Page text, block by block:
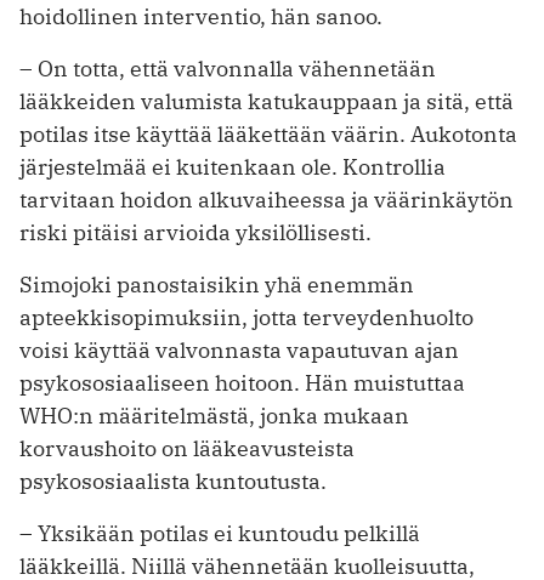
hoidollinen interventio, hän sanoo.
– On totta, että valvonnalla vähennetään
lääkkeiden valumista katukauppaan ja sitä, että
potilas itse käyttää lääkettään väärin. Aukotonta
järjestelmää ei kuitenkaan ole. Kontrollia
tarvitaan hoidon alkuvaiheessa ja väärinkäytön
riski pitäisi arvioida yksilöllisesti.
Simojoki panostaisikin yhä enemmän
apteekkisopimuksiin, jotta terveydenhuolto
voisi käyttää valvonnasta vapautuvan ajan
psykososiaaliseen hoitoon. Hän muistuttaa
WHO:n määritelmästä, jonka mukaan
korvaushoito on lääkeavusteista
psykososiaalista kuntoutusta.
– Yksikään potilas ei kuntoudu pelkillä
lääkkeillä. Niillä vähennetään kuolleisuutta,